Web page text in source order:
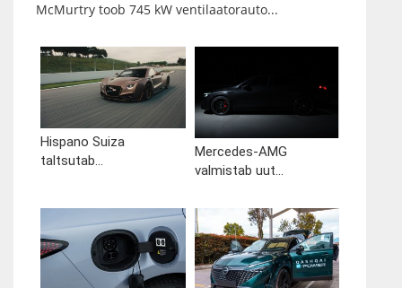
McMurtry toob 745 kW ventilaatorauto...
Hispano Suiza
taltsutab...
Mercedes-AMG
valmistab uut...